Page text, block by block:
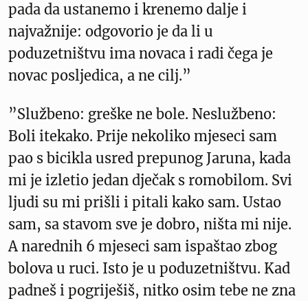
pada da ustanemo i krenemo dalje i
najvažnije: odgovorio je da li u
poduzetništvu ima novaca i radi čega je
novac posljedica, a ne cilj.”
”Službeno: greške ne bole. Neslužbeno:
Boli itekako. Prije nekoliko mjeseci sam
pao s bicikla usred prepunog Jaruna, kada
mi je izletio jedan dječak s romobilom. Svi
ljudi su mi prišli i pitali kako sam. Ustao
sam, sa stavom sve je dobro, ništa mi nije.
A narednih 6 mjeseci sam ispaštao zbog
bolova u ruci. Isto je u poduzetništvu. Kad
padneš i pogriješiš, nitko osim tebe ne zna